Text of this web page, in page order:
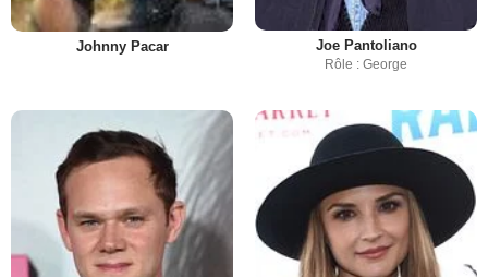
Johnny Pacar Joe Pantoliano
Rôle : George